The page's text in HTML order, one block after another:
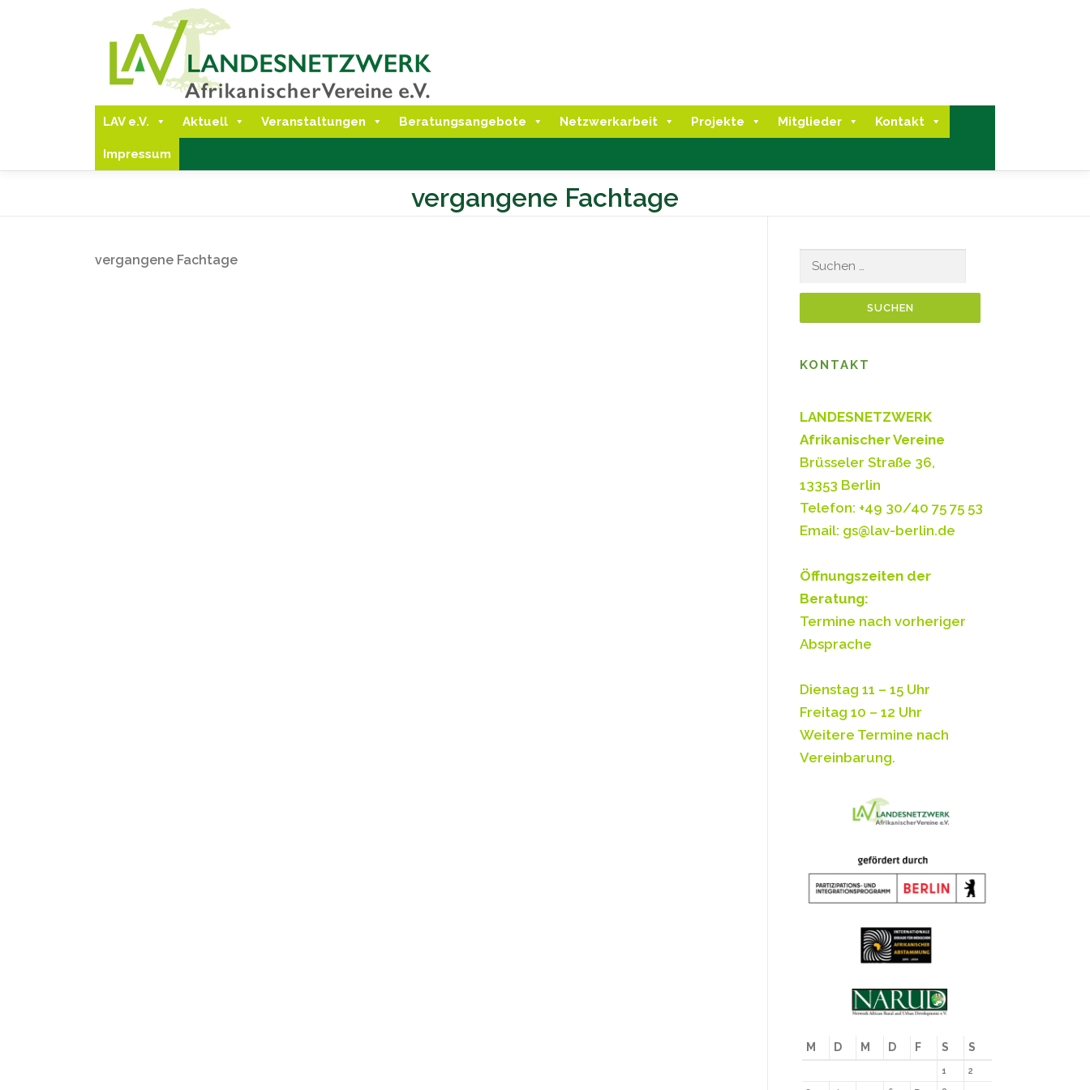
LAV e.V. Aktuell Veranstaltungen Beratungsangebote Netzwerkarbeit Projekte Mitglieder Kontakt
Impressum
vergangene Fachtage
vergangene Fachtage
Suchen
KONTAKT
LANDESNETZWERK
Afrikanischer Vereine
Brüsseler Straße 36,
13353 Berlin
Telefon: +49 30/40 75 75 53
Email: gs@lav-berlin.de
Öffnungszeiten der
Beratung:
Termine nach vorheriger
Absprache
Dienstag 11 – 15 Uhr
Freitag 10 – 12 Uhr
Weitere Termine nach
Vereinbarung.
M D M D F S S
1
2